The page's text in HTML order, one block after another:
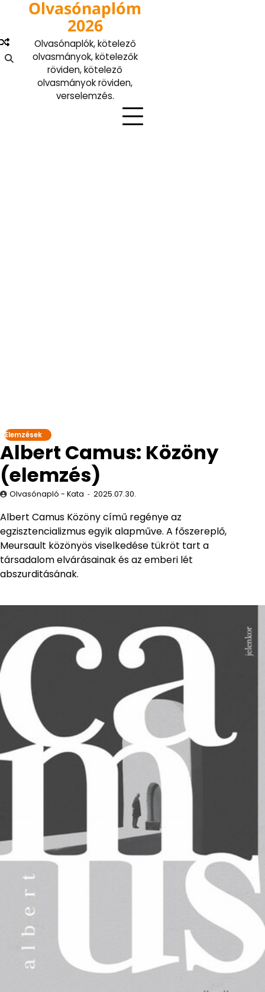
content
Olvasónaplóm
2026
Olvasónaplók, kötelező
olvasmányok, kötelezők
röviden, kötelező
olvasmányok röviden,
verselemzés.
Elemzések
Albert Camus: Közöny
(elemzés)
Olvasónapló - Kata 2025.07.30.
Albert Camus Közöny című regénye az
egzisztencializmus egyik alapműve. A főszereplő,
Meursault közönyös viselkedése tükröt tart a
társadalom elvárásainak és az emberi lét
abszurditásának.